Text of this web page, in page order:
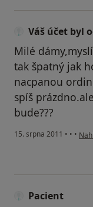
Váš účet byl
Milé
tak špatný jak
nacpanou
spíš
bude???
15. srpna 2011 • • •
Pacient